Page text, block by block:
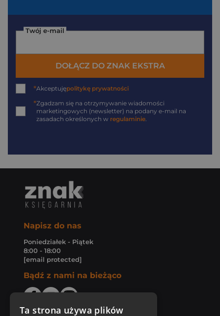
Twój e-mail
DOŁĄCZ DO ZNAK EKSTRA
*Akceptujępolitykę prywatności
*Zgadzam się na otrzymywanie wiadomości
marketingowych (newsletter) na podany e-mail na
zasadach określonych w regulaminie.
Napisz do nas
Poniedziałek - Piątek
8:00 - 18:00
[email protected]
Bądź z nami na bieżąco
Ta strona używa plików